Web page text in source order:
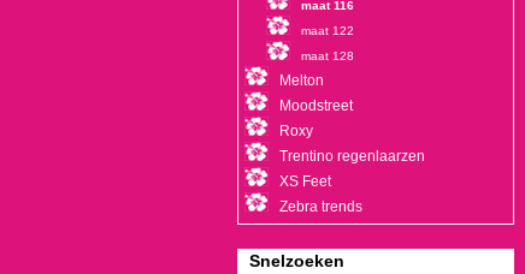
maat 116
maat 122
maat 128
Melton
Moodstreet
Roxy
Trentino regenlaarzen
XS Feet
Zebra trends
Snelzoeken